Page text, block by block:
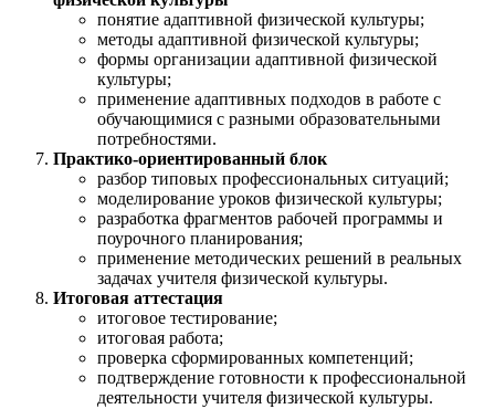
понятие адаптивной физической культуры;
методы адаптивной физической культуры;
формы организации адаптивной физической
культуры;
применение адаптивных подходов в работе с
обучающимися с разными образовательными
потребностями.
Практико-ориентированный блок
разбор типовых профессиональных ситуаций;
моделирование уроков физической культуры;
разработка фрагментов рабочей программы и
поурочного планирования;
применение методических решений в реальных
задачах учителя физической культуры.
Итоговая аттестация
итоговое тестирование;
итоговая работа;
проверка сформированных компетенций;
подтверждение готовности к профессиональной
деятельности учителя физической культуры.